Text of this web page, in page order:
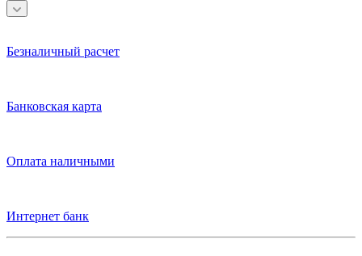
Безналичный расчет
Банковская карта
Оплата наличными
Интернет банк